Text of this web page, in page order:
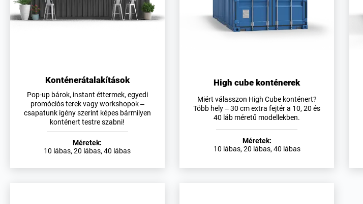
Konténerátalakítások
Pop-up bárok, instant éttermek, egyedi
promóciós terek vagy workshopok –
csapatunk igény szerint képes bármilyen
konténert testre szabni!
Méretek:
10 lábas, 20 lábas, 40 lábas
High cube konténerek
Miért válasszon High Cube konténert?
Több hely – 30 cm extra fejtér a 10, 20 és
40 láb méretű modellekben.
Méretek:
10 lábas, 20 lábas, 40 lábas